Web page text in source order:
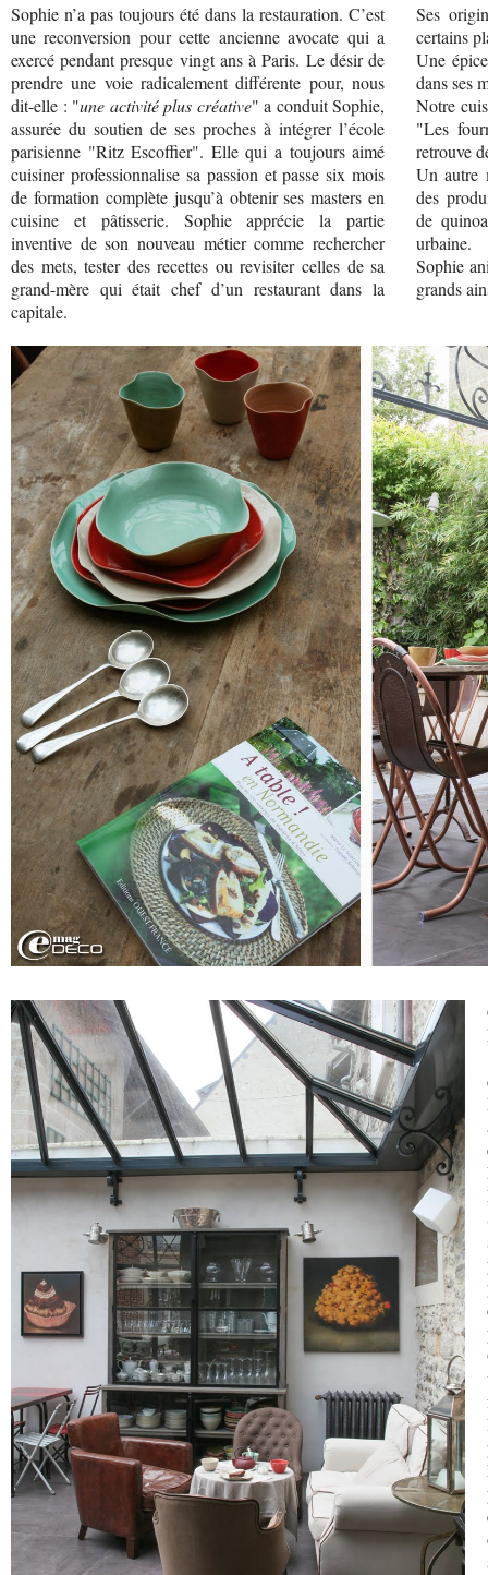
Sophie n’a pas toujours été dans la restauration. C’est
une reconversion pour cette ancienne avocate qui a
exercé pendant presque vingt ans à Paris. Le désir de
prendre une voie radicalement différente pour, nous
dit-elle : "une activité plus créative" a conduit Sophie,
assurée du soutien de ses proches à intégrer l’école
parisienne "Ritz Escoffier". Elle qui a toujours aimé
cuisiner professionnalise sa passion et passe six mois
de formation complète jusqu’à obtenir ses masters en
cuisine et pâtisserie. Sophie apprécie la partie
inventive de son nouveau métier comme rechercher
des mets, tester des recettes ou revisiter celles de sa
grand-mère qui était chef d’un restaurant dans la
capitale.
Ses
certains
Une
dans ses
Notre
"Les
retrouve
Un autre
des
de
urbaine.
Sophie
grands